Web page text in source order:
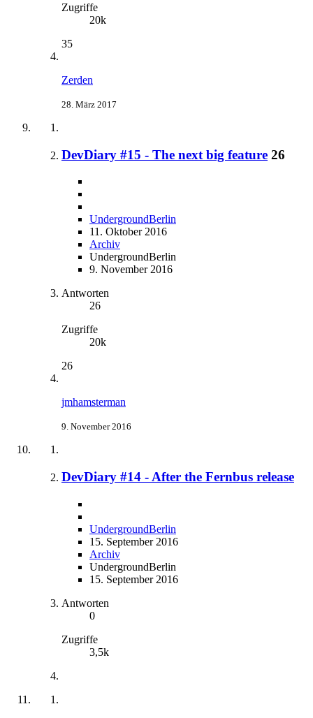
Zugriffe
20k
35
Zerden
28. März 2017
DevDiary #15 - The next big feature 26
UndergroundBerlin
11. Oktober 2016
Archiv
UndergroundBerlin
9. November 2016
Antworten
26
Zugriffe
20k
26
jmhamsterman
9. November 2016
DevDiary #14 - After the Fernbus release
UndergroundBerlin
15. September 2016
Archiv
UndergroundBerlin
15. September 2016
Antworten
0
Zugriffe
3,5k